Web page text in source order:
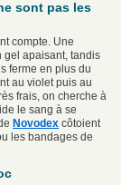
sont pas les
compte. Une
gel apaisant, tandis
ferme en plus du
au violet puis au
frais, on cherche à
le sang à se
Novodex côtoient
les bandages de